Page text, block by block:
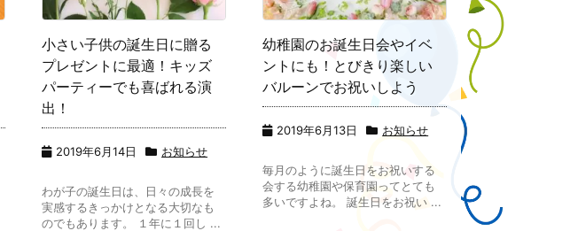
小さい子供の誕生日に贈る
プレゼントに最適！キッズ
パーティーでも喜ばれる演
出！
2019年6月14日 お知らせ
わが子の誕生日は、日々の成長を
実感するきっかけとなる大切なも
のでもあります。 １年に１回し ...
幼稚園のお誕生日会やイベ
ントにも！とびきり楽しい
バルーンでお祝いしよう
2019年6月13日 お知らせ
毎月のように誕生日をお祝いする
会する幼稚園や保育園ってとても
多いですよね。 誕生日をお祝い ...